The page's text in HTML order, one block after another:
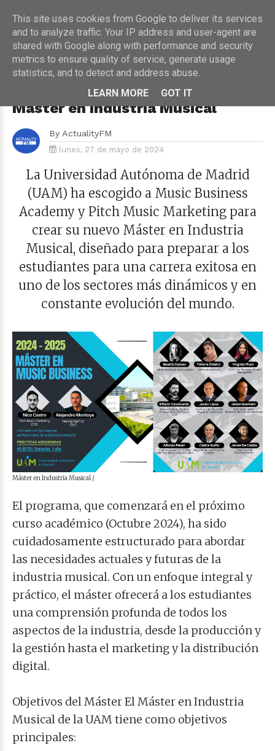
HOME›MÚSICA
La Universidad Autónoma de
Madrid Lanza un Innovador
Máster en Industria Musical
By ActualityFM
lunes, 27 de mayo de 2024
La Universidad Autónoma de Madrid
(UAM) ha escogido a Music Business
Academy y Pitch Music Marketing para
crear su nuevo Máster en Industria
Musical, diseñado para preparar a los
estudiantes para una carrera exitosa en
uno de los sectores más dinámicos y en
constante evolución del mundo.
Máster en Industria Musical /
El programa, que comenzará en el próximo
curso académico (Octubre 2024), ha sido
cuidadosamente estructurado para abordar
las necesidades actuales y futuras de la
industria musical. Con un enfoque integral y
práctico, el máster ofrecerá a los estudiantes
una comprensión profunda de todos los
aspectos de la industria, desde la producción y
la gestión hasta el marketing y la distribución
digital.
Objetivos del Máster El Máster en Industria
Musical de la UAM tiene como objetivos
principales:
This site uses cookies from Google to deliver its services
and to analyze traffic. Your IP address and user-agent are
shared with Google along with performance and security
metrics to ensure quality of service, generate usage
statistics, and to detect and address abuse.
LEARN MORE
GOT IT